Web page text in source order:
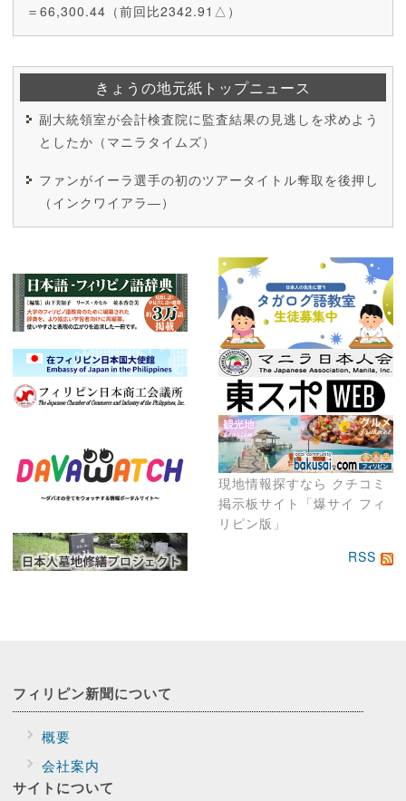
現地情報探すなら クチコミ
掲示板サイト「爆サイ フィ
リピン版」
＝66,300.44（前回比2342.91△）
きょうの地元紙トップニュース
副大統領室が会計検査院に監査結果の見逃しを求めよう
としたか（マニラタイムズ）
ファンがイーラ選手の初のツアータイトル奪取を後押し
（インクワイアラ―）
RSS
フィリピン新聞について
概要
会社案内
サイトについて